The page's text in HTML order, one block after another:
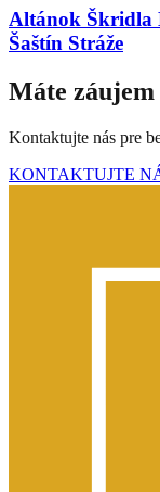
Altánok Škridla
Šaštín Stráže
Máte
Kontaktujte nás pre
KONTAKTUJTE